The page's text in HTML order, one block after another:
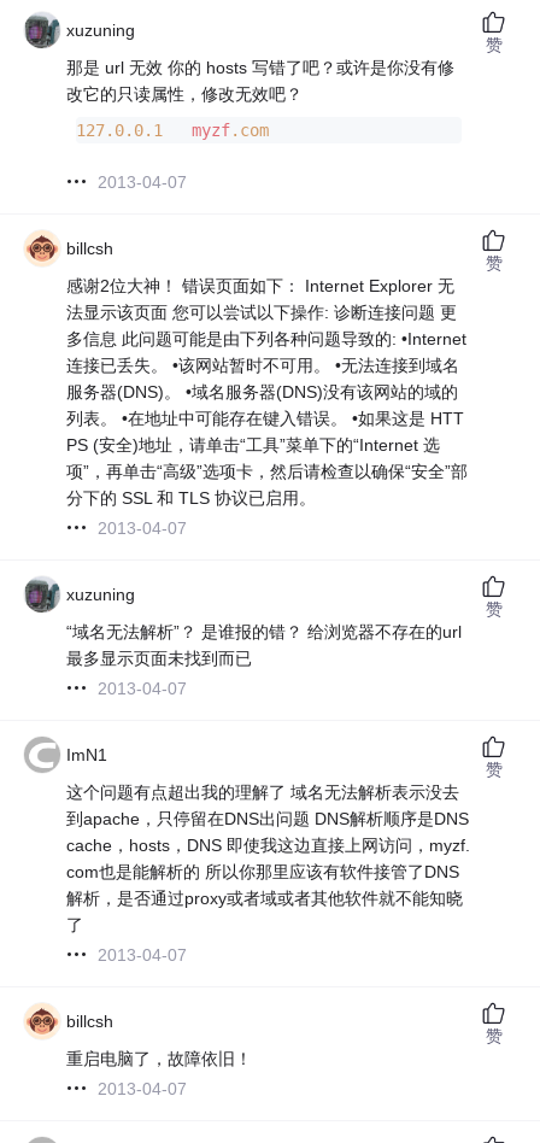
xuzuning
那是 url 无效 你的 hosts 写错了吧？或许是你没有修
改它的只读属性，修改无效吧？
127.0.0.1 myzf.com
2013-04-07
赞
billcsh
感谢2位大神！ 错误页面如下： Internet Explorer 无
法显示该页面 您可以尝试以下操作: 诊断连接问题 更
多信息 此问题可能是由下列各种问题导致的: •Internet
连接已丢失。 •该网站暂时不可用。 •无法连接到域名
服务器(DNS)。 •域名服务器(DNS)没有该网站的域的
列表。 •在地址中可能存在键入错误。 •如果这是 HTT
PS (安全)地址，请单击“工具”菜单下的“Internet 选
项”，再单击“高级”选项卡，然后请检查以确保“安全”部
分下的 SSL 和 TLS 协议已启用。
2013-04-07
赞
xuzuning
“域名无法解析”？ 是谁报的错？ 给浏览器不存在的url
最多显示页面未找到而已
2013-04-07
赞
ImN1
这个问题有点超出我的理解了 域名无法解析表示没去
到apache，只停留在DNS出问题 DNS解析顺序是DNS
cache，hosts，DNS 即使我这边直接上网访问，myzf.
com也是能解析的 所以你那里应该有软件接管了DNS
解析，是否通过proxy或者域或者其他软件就不能知晓
了
2013-04-07
赞
billcsh
重启电脑了，故障依旧！
2013-04-07
赞